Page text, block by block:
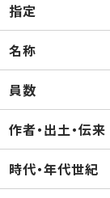
指定
名称
員数
作者・出土・伝来
時代・年代世紀